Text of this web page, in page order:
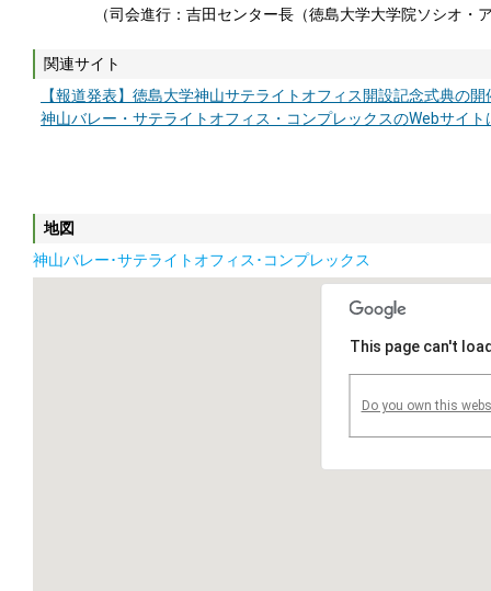
（司会進行：吉田センター長（徳島⼤学⼤学院ソシオ
関連サイト
【報道発表】徳島大学神山サテライトオフィス開設記念式典の
神山バレー・サテライトオフィス・コンプレックスのWebサイト
地図
神山バレー･サテライトオフィス･コンプレックス
This page can't
Do you own this